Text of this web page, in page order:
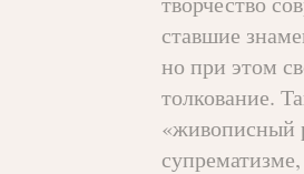
ставшие
но при этом
толкование.
«живописный